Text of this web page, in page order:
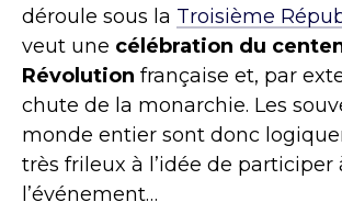
déroule sous la Troisième
veut une célébration du
Révolution française et, par
chute de la monarchie. Les
monde entier sont donc
très frileux à l’idée de participer
l’événement…